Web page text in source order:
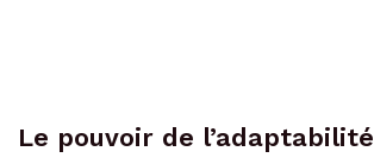
Le pouvoir de l’adaptabilité